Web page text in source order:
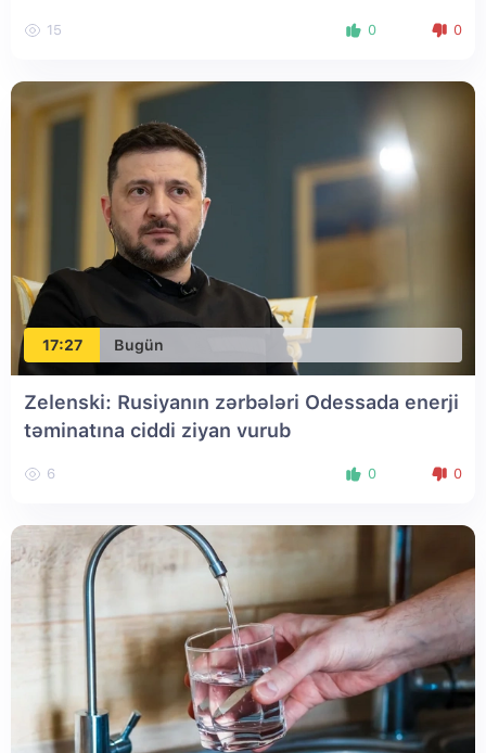
15 0 0
17:27 Bugün
Zelenski: Rusiyanın zərbələri Odessada enerji
təminatına ciddi ziyan vurub
6 0 0